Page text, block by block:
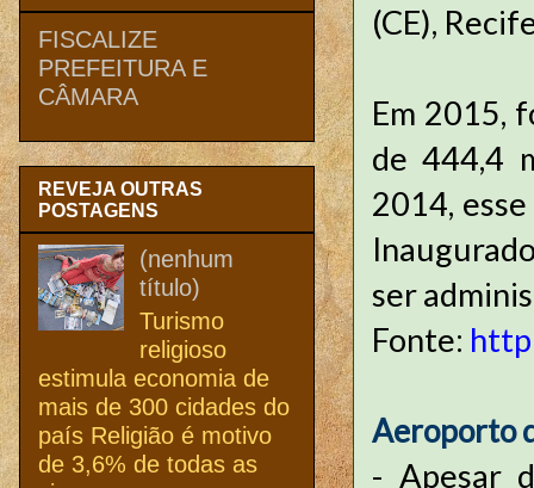
(CE),
Em 2015,
de 444,4
2014,
ser
Fonte:
Aeroporto
- Apesar
FISCALIZE
PREFEITURA E
CÂMARA
REVEJA OUTRAS
POSTAGENS
(nenhum
título)
Turismo
religioso
estimula economia de
mais de 300 cidades do
país Religião é motivo
de 3,6% de todas as